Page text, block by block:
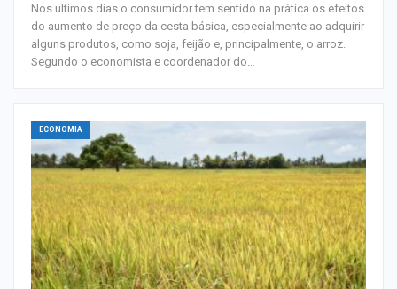
Nos últimos dias o consumidor tem sentido na prática os efeitos
do aumento de preço da cesta básica, especialmente ao adquirir
alguns produtos, como soja, feijão e, principalmente, o arroz.
Segundo o economista e coordenador do…
ECONOMIA